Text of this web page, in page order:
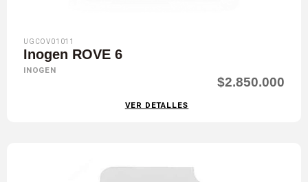
UGCOV01011
Inogen ROVE 6
INOGEN
$2.850.000
VER DETALLES